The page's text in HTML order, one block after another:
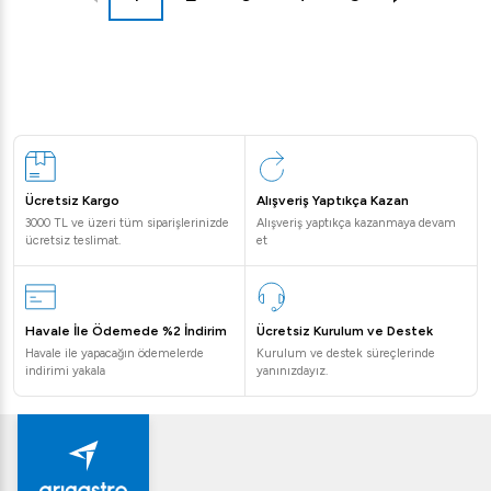
Ücretsiz Kargo
3000 TL ve üzeri tüm siparişlerinizde
ücretsiz teslimat.
Alışveriş Yaptıkça Kazan
Alışveriş yaptıkça kazanmaya devam
et
Havale İle Ödemede %2 İndirim
Havale ile yapacağın ödemelerde
indirimi yakala
Ücretsiz Kurulum ve Destek
Kurulum ve destek süreçlerinde
yanınızdayız.